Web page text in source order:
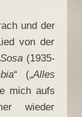
und der
von der
(1935-
“ („Alles
mich aufs
wieder